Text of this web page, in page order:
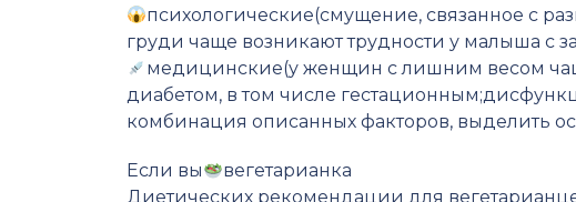
психологические(смущение, связанное с
груди чаще возникают трудности у малыша с
медицинские(у женщин с лишним весом
диабетом, в том числе
комбинация описанных факторов, выделить
Если вы
вегетарианка
Диетических рекомендации для